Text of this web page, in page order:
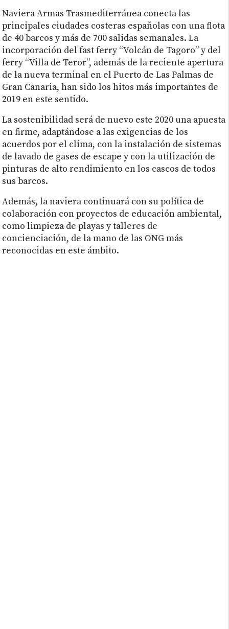
Naviera Armas Trasmediterránea conecta las
principales ciudades costeras españolas con una flota
de 40 barcos y más de 700 salidas semanales. La
incorporación del fast ferry “Volcán de Tagoro” y del
ferry “Villa de Teror”, además de la reciente apertura
de la nueva terminal en el Puerto de Las Palmas de
Gran Canaria, han sido los hitos más importantes de
2019 en este sentido.
La sostenibilidad será de nuevo este 2020 una apuesta
en firme, adaptándose a las exigencias de los
acuerdos por el clima, con la instalación de sistemas
de lavado de gases de escape y con la utilización de
pinturas de alto rendimiento en los cascos de todos
sus barcos.
Además, la naviera continuará con su política de
colaboración con proyectos de educación ambiental,
como limpieza de playas y talleres de
concienciación, de la mano de las ONG más
reconocidas en este ámbito.